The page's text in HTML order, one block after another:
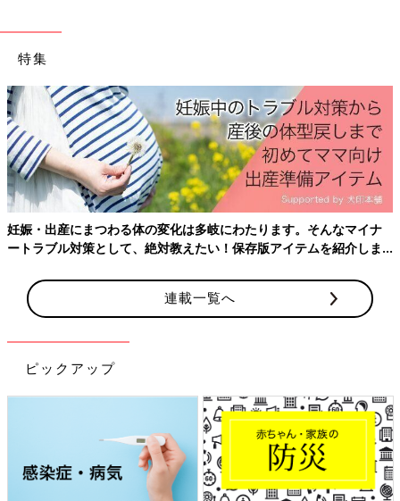
すけど、これってやばいですかね😰？一応それ以外の家で食べる
＜続きはアプリから＞
💬 6♥6
メ*****さん
やばいやばいやばい外食三昧😇😇😇しゃぶしゃぶ行くことにな
ってしまった‥お野菜メインで行こう‥‥外食多くなってしまって
る人います？.....
💬 8
♥5
出産で入院ってなった時のために主人の夜ご飯(メインと副菜)を
た〜！！笑全て冷凍できて、チン(3種類5食分)するか、下味冷凍
＜続きはアプリから＞
💬 6
64
特集
妊娠・出産にまつわる体の変化は多岐にわたります。そんなマイナ
ートラブル対策として、絶対教えたい！保存版アイテムを紹介しま
連載一覧へ
ピックアップ